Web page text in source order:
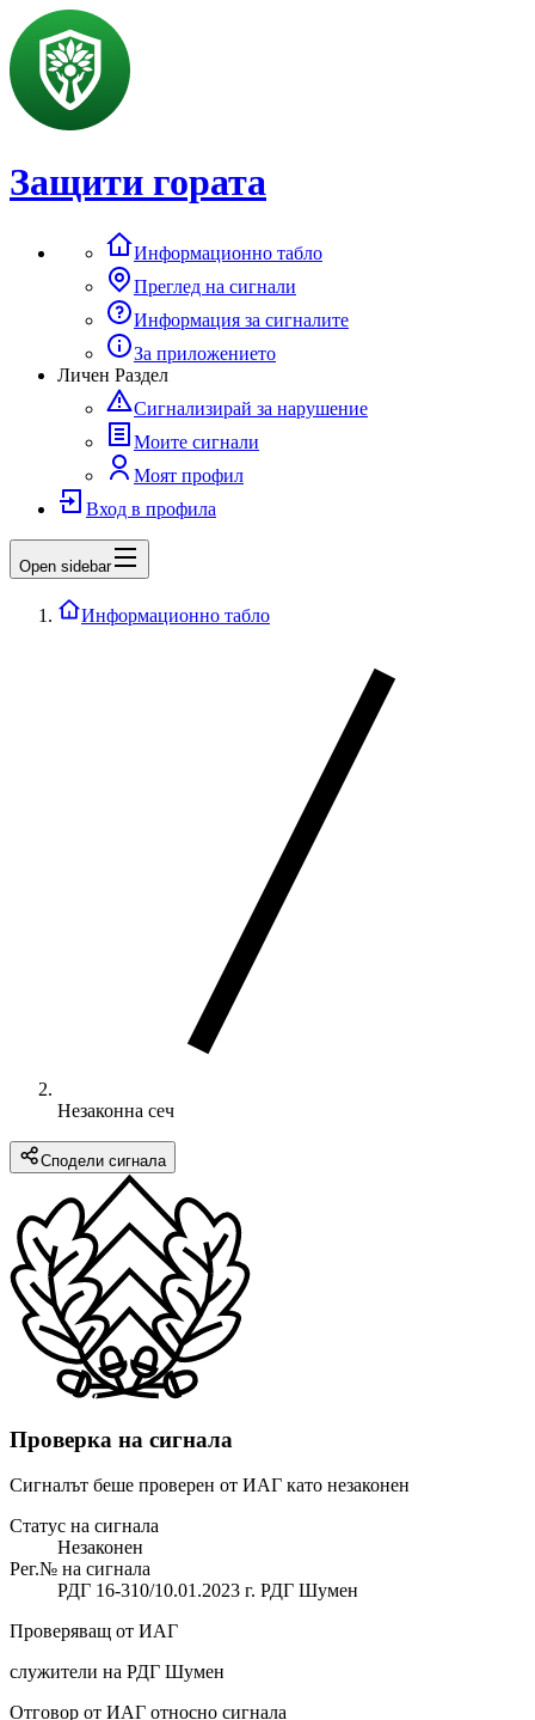
Защити гората
Информационно табло
Преглед на сигнали
Информация за сигналите
За приложението
Личен Раздел
Сигнализирай за нарушение
Моите сигнали
Моят профил
Вход в профила
Open sidebar
Информационно табло
Незаконна сеч
Сподели сигнала
Проверка на сигнала
Сигналът беше проверен от ИАГ като незаконен
Статус на сигнала
Незаконен
Рег.№ на сигнала
РДГ 16-310/10.01.2023 г. РДГ Шумен
Проверяващ от ИАГ
служители на РДГ Шумен
Отговор от ИАГ относно сигнала